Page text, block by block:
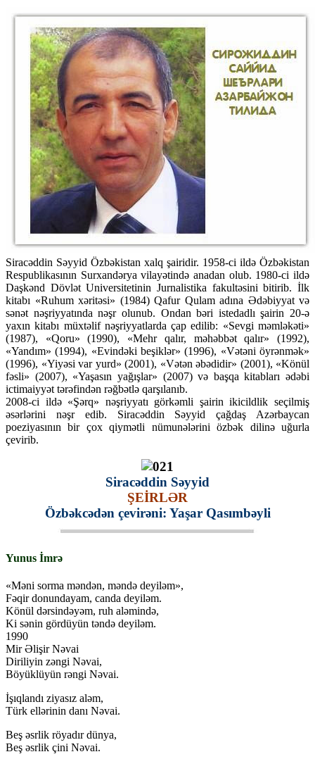
Siracəddin Səyyid Özbəkistan xalq şairidir. 1958-ci ildə Özbəkistan
Respublikasının Surxandərya vilayətində anadan olub. 1980-ci ildə
Daşkənd Dövlət Universitetinin Jurnalistika fakultəsini bitirib. İlk
kitabı «Ruhum xəritəsi» (1984) Qafur Qulam adına Ədəbiyyat və
sənət nəşriyyatında nəşr olunub. Ondan bəri istedadlı şairin 20-ə
yaxın kitabı müxtəlif nəşriyyatlarda çap edilib: «Sevgi məmləkəti»
(1987), «Qoru» (1990), «Mehr qalır, məhəbbət qalır» (1992),
«Yandım» (1994), «Evindəki beşiklər» (1996), «Vətəni öyrənmək»
(1996), «Yiyəsi var yurd» (2001), «Vətən əbədidir» (2001), «Könül
fəsli» (2007), «Yaşasın yağışlar» (2007) və başqa kitabları ədəbi
ictimaiyyət tərəfindən rəğbətlə qarşılanıb.
2008-ci ildə «Şərq» nəşriyyatı görkəmli şairin ikicildlik seçilmiş
əsərlərini nəşr edib. Siracəddin Səyyid çağdaş Azərbaycan
poeziyasının bir çox qiymətli nümunələrini özbək dilinə uğurla
çevirib.
Siracəddin Səyyid
ŞEİRLƏR
Özbəkcədən çevirəni: Yaşar Qasımbəyli
Yunus İmrə
«Məni sorma məndən, məndə deyiləm»,
Fəqir donundayam, canda deyiləm.
Könül dərsindəyəm, ruh aləmində,
Ki sənin gördüyün təndə deyiləm.
1990
Mir Əlişir Nəvai
Diriliyin zəngi Nəvai,
Böyüklüyün rəngi Nəvai.
İşıqlandı ziyasız aləm,
Türk ellərinin danı Nəvai.
Beş əsrlik röyadır dünya,
Beş əsrlik çini Nəvai.